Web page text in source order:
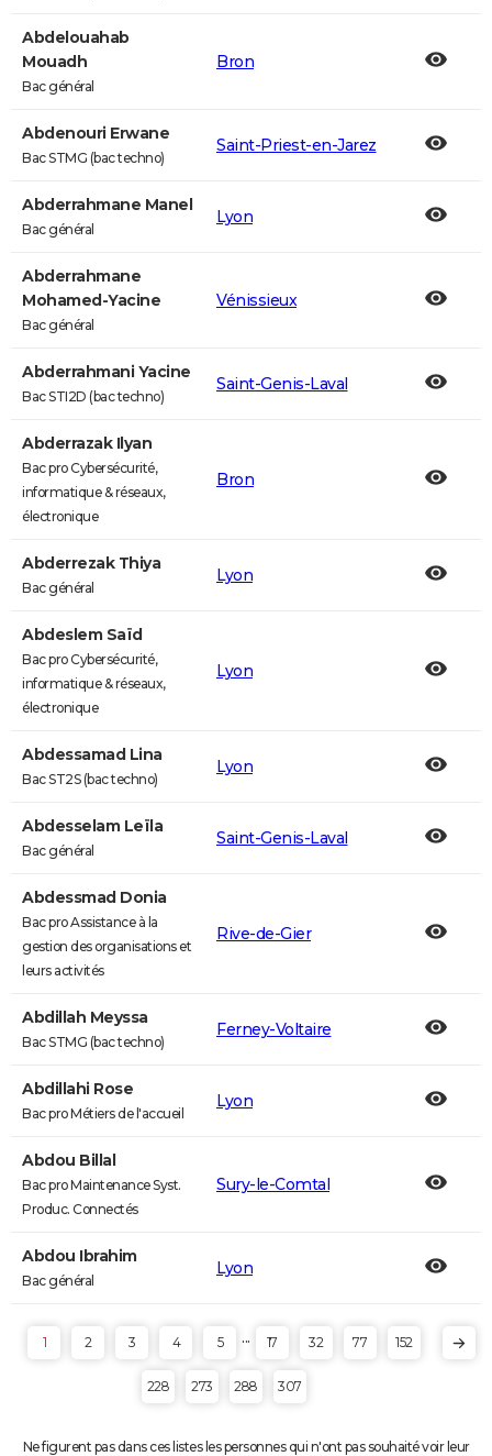
Abdelouahab
Mouadh
Bac général
Bron
Abdenouri Erwane
Bac STMG (bac techno)
Saint-Priest-en-Jarez
Abderrahmane Manel
Bac général
Lyon
Abderrahmane
Mohamed-Yacine
Bac général
Vénissieux
Abderrahmani Yacine
Bac STI2D (bac techno)
Saint-Genis-Laval
Abderrazak Ilyan
Bac pro Cybersécurité,
informatique & réseaux,
électronique
Bron
Abderrezak Thiya
Bac général
Lyon
Abdeslem Saïd
Bac pro Cybersécurité,
informatique & réseaux,
électronique
Lyon
Abdessamad Lina
Bac ST2S (bac techno)
Lyon
Abdesselam Leïla
Bac général
Saint-Genis-Laval
Abdessmad Donia
Bac pro Assistance à la
gestion des organisations et
leurs activités
Rive-de-Gier
Abdillah Meyssa
Bac STMG (bac techno)
Ferney-Voltaire
Abdillahi Rose
Bac pro Métiers de l'accueil
Lyon
Abdou Billal
Bac pro Maintenance Syst.
Produc. Connectés
Sury-le-Comtal
Abdou Ibrahim
Bac général
Lyon
1 2 3 4 5 ... 17 32 77 152
228 273 288 307
Ne figurent pas dans ces listes les personnes qui n'ont pas souhaité voir leur